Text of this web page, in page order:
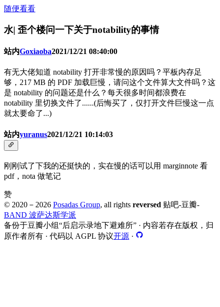
随便看看
水| 歪个楼问一下关于notability的事情
站内Goxiaoba2021/12/21 08:40:00
有无大佬知道 notability 打开非常慢的原因吗？平板内存足
够，217 MB 的 PDF 加载巨慢，请问这个文件算大文件吗？这
是 notability 的问题还是什么？每天很多时间都浪费在
notability 里切换文件了......(后悔买了，仅打开文件巨慢这一点
就太要命了...)
站内yuranus2021/12/21 10:14:03
刚刚试了下我的还挺快的，实在慢的话可以用 marginnote 看
pdf，nota 做笔记
赞
© 2020－ 2026 Posadas Group, all rights reversed 贴吧-豆瓣-
BAND 波萨达斯学派
备份于豆瓣小组“后启示录地下避难所” · 内容若存在版权，归
原作者所有 · 代码以 AGPL 协议开源 ·